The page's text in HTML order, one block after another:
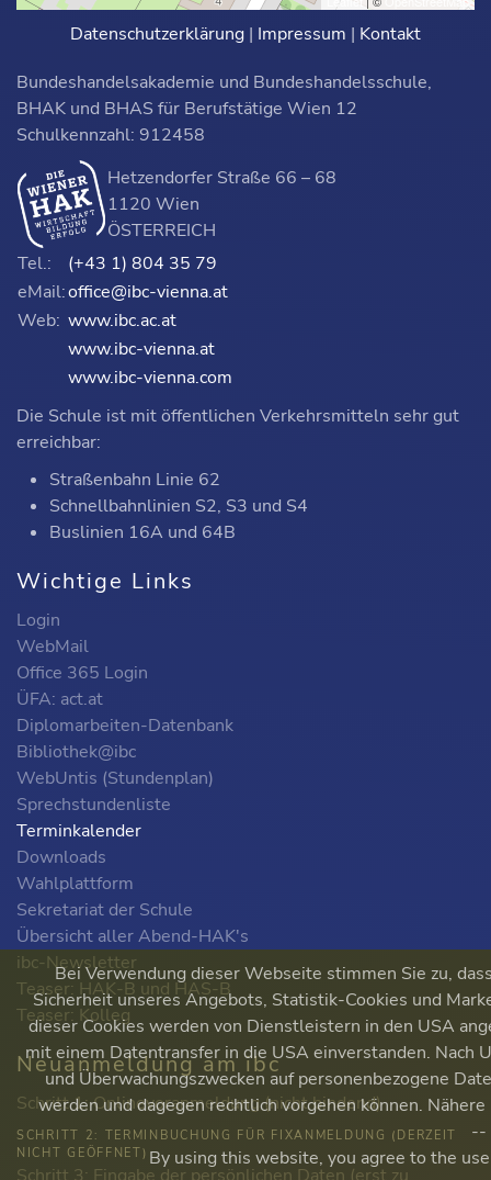
Datenschutzerklärung | Impressum | Kontakt
Bundeshandelsakademie und Bundeshandelsschule,
BHAK und BHAS für Berufstätige Wien 12
Schulkennzahl: 912458
Hetzendorfer Straße 66 – 68
1120 Wien
ÖSTERREICH
Tel.:
(+43 1) 804 35 79
eMail:office@ibc-vienna.at
Web: www.ibc.ac.at
www.ibc-vienna.at
www.ibc-vienna.com
Die Schule ist mit öffentlichen Verkehrsmitteln sehr gut
erreichbar:
Straßenbahn Linie 62
Schnellbahnlinien S2, S3 und S4
Buslinien 16A und 64B
Wichtige Links
Login
WebMail
Office 365 Login
ÜFA: act.at
Diplomarbeiten-Datenbank
Bibliothek@ibc
WebUntis (Stundenplan)
Sprechstundenliste
Terminkalender
Downloads
Wahlplattform
Sekretariat der Schule
Übersicht aller Abend-HAK's
ibc-Newsletter
Teaser: HAK-B und HAS-B
Teaser: Kolleg
Neuanmeldung am ibc
Schritt 1: Onlinevoranmeldung (nicht bindend)
SCHRITT 2: TERMINBUCHUNG FÜR FIXANMELDUNG (DERZEIT
NICHT GEÖFFNET)
Bei Verwendung dieser Webseite stimmen Sie zu,
Sicherheit unseres Angebots, Statistik-Cookies und
dieser Cookies werden von Dienstleistern in den USA
mit einem Datentransfer in die USA einverstanden. Nach
und Überwachungszwecken auf personenbezogene
werden und dagegen rechtlich vorgehen können.
--
By using this website, you agree to the